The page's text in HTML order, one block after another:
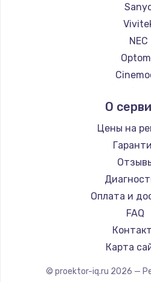
NEC
Barco
Xgimi
JVC
Casio
Hiper
HITACHI
О
Цены на
Оплата и
FAQ
Карта
© proektor-iq.ru 2026 —